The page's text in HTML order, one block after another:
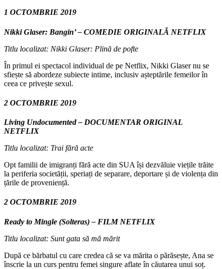
1 OCTOMBRIE 2019
Nikki Glaser: Bangin’ – COMEDIE ORIGINALĂ NETFLIX
Titlu localizat: Nikki Glaser: Plină de pofte
În primul ei spectacol individual de pe Netflix, Nikki Glaser nu se
sfiește să abordeze subiecte intime, inclusiv așteptările femeilor în
ceea ce privește sexul.
2 OCTOMBRIE 2019
Living Undocumented – DOCUMENTAR ORIGINAL
NETFLIX
Titlu localizat: Trai fără acte
Opt familii de imigranți fără acte din SUA își dezvăluie viețile trăite
la periferia societății, speriați de separare, deportare și de violența din
țările de proveniență.
2 OCTOMBRIE 2019
Ready to Mingle (Solteras) – FILM NETFLIX
Titlu localizat: Sunt gata să mă mărit
După ce bărbatul cu care credea că se va mărita o părăsește, Ana se
înscrie la un curs pentru femei singure aflate în căutarea unui soț.